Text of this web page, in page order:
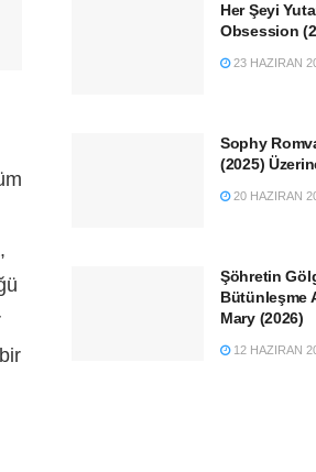
Her Şeyi
Obsession
23 HAZIRAN
Sophy
(2025)
20 HAZIRAN
Şöhretin
Bütünleşme
Mary (2026)
12 HAZIRAN